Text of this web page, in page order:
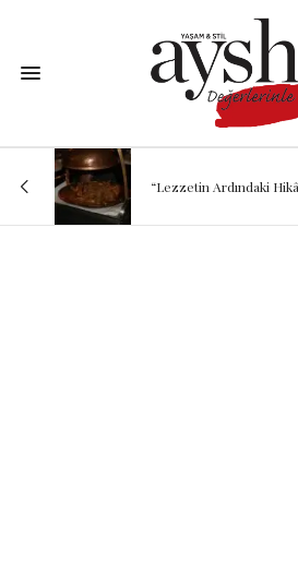
“Lezzetin Ardındaki